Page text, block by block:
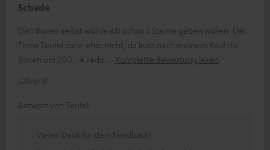
Schade
Den Boxen selbst würde ich schon 5 Sterne geben wollen. Der
Firma Teufel dann eher nicht, da kurz nach meinem Kauf die
Boxen um 200 ,-€ redu
Komplette Bewertung lesen
Oliver B.
Antwort von Teufel:
Vielen Dank für dein Feedback!